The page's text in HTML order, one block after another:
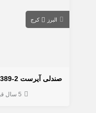
البرز کرج
صندلی آیرست A389-2
5 سال قبل